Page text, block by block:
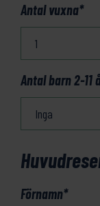
Antal vuxna*
Antal barn 2-11
Förnamn*